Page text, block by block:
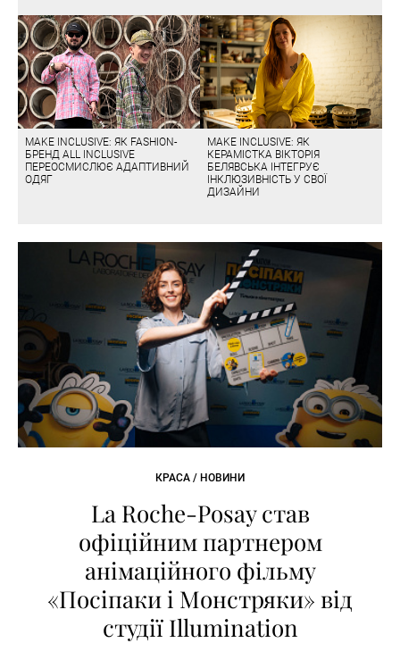
MAKE INCLUSIVE: ЯК FASHION-
БРЕНД ALL INCLUSIVE
ПЕРЕОСМИСЛЮЄ АДАПТИВНИЙ
ОДЯГ
MAKE INCLUSIVE: ЯК
КЕРАМІСТКА ВІКТОРІЯ
БЕЛЯВСЬКА ІНТЕГРУЄ
ІНКЛЮЗИВНІСТЬ У СВОЇ
ДИЗАЙНИ
КРАСА / НОВИНИ
La Roche-Posay став
офіційним партнером
анімаційного фільму
«Посіпаки і Монстряки» від
студії Illumination